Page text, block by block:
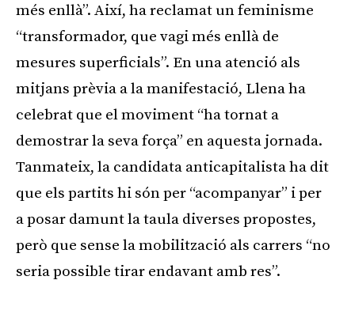
més enllà”. Així, ha reclamat un feminisme
“transformador, que vagi més enllà de
mesures superficials”. En una atenció als
mitjans prèvia a la manifestació, Llena ha
celebrat que el moviment “ha tornat a
demostrar la seva força” en aquesta jornada.
Tanmateix, la candidata anticapitalista ha dit
que els partits hi són per “acompanyar” i per
a posar damunt la taula diverses propostes,
però que sense la mobilització als carrers “no
seria possible tirar endavant amb res”.